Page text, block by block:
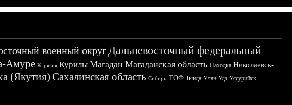
военный округДальневосточный федеральный
Амуре Корякия Курилы Магадан Магаданская область Находка Николаевск-
(Якутия) Сахалинская область Сибирь ТОФ Тында Улан-Удэ Уссурийск